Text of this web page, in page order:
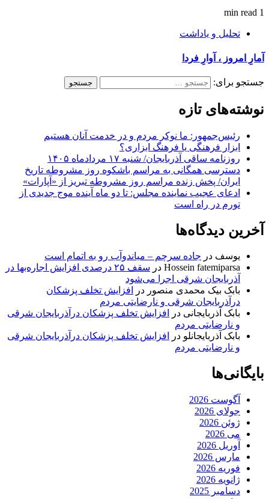
1 min read
تحلیل و یاداشت
آمارِ امروز ، آوارِ فردا
جستجو برای:
نوشته‌های تازه
رئیس‌جمهور: ما نوکر مردم و در خدمت آنان هستیم
ابزار فرهنگی یا فرهنگ ابزاری؟
روزنامه ساقی آذربایجان/ شنبه ۱۷ مردادماه ۱۴۰۵
دسترسی همگانی به مراسم باشکوه روز مشروطه تاریخ
ایران/ پخش زنده مراسم روز مشروطه تبریز از «آپارات»
ادعای عجیب نماینده مجلس: تا دو ماه آینده موج جدیدی از
تورم در راه است
آخرین دیدگاه‌ها
یوسف در جاده سرچم – میاندوآب رو به اتمام است
Hossein fatemiparsa در
سقف ۲۵ درصدی افزایش اجاره‌بها در
آذربایجان شرقی اجرا می‌شود
بابک بیک محمدی منصور در
افزایش تخلف پزشکان
درآذربایجان شرقی و نارضایتی مردم
بابک آذربایجانی در
افزایش تخلف پزشکان درآذربایجان شرقی
و نارضایتی مردم
بابک آذربایجانلو در
افزایش تخلف پزشکان درآذربایجان شرقی
و نارضایتی مردم
بایگانی‌ها
آگوست 2026
جولای 2026
ژوئن 2026
می 2026
آوریل 2026
مارس 2026
فوریه 2026
ژانویه 2026
دسامبر 2025